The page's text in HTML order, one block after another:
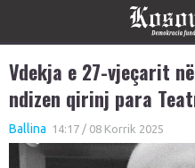
Vdekja e 27-vjeçarit
ndizen qirinj para
Ballina 14:17 / 08 Korrik 2025